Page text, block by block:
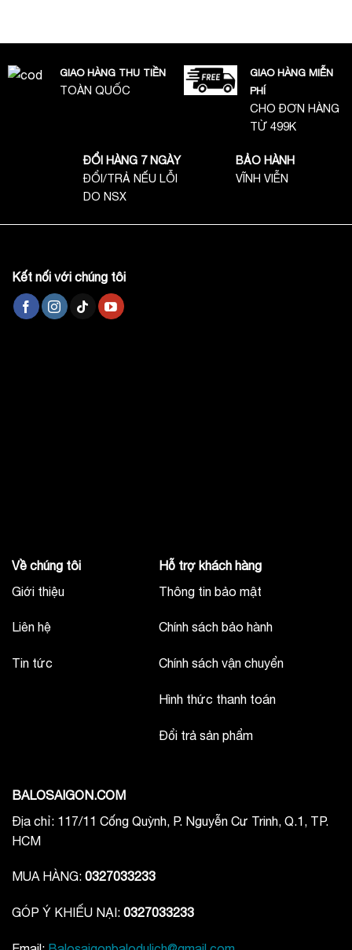
GIAO HÀNG THU TIỀN
TOÀN QUỐC
GIAO HÀNG MIỄN
PHÍ
CHO ĐƠN HÀNG
TỪ 499K
ĐỔI HÀNG 7 NGÀY
ĐỔI/TRẢ NẾU LỖI
DO NSX
BẢO HÀNH
VĨNH VIỄN
Kết nối với chúng tôi
Về chúng tôi
Giới thiệu
Liên hệ
Tin tức
Hỗ trợ khách hàng
Thông tin bảo mật
Chính sách bảo hành
Chính sách vận chuyển
Hình thức thanh toán
Đổi trả sản phẩm
BALOSAIGON.COM
Địa chỉ: 117/11 Cống Quỳnh, P. Nguyễn Cư Trinh, Q.1, TP.
HCM
MUA HÀNG: 0327033233
GÓP Ý KHIẾU NẠI: 0327033233